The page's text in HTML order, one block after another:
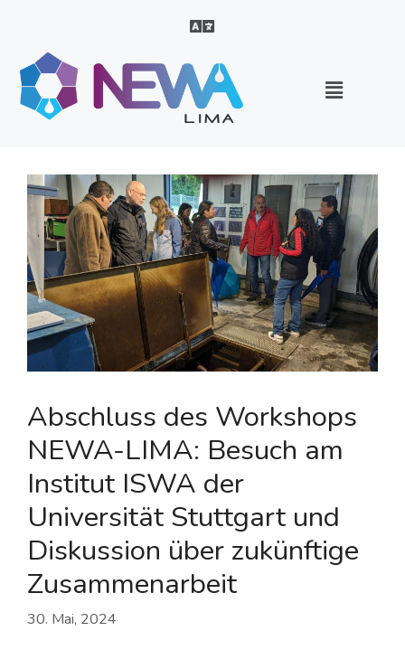
Abschluss des Workshops
NEWA-LIMA: Besuch am
Institut ISWA der
Universität Stuttgart und
Diskussion über zukünftige
Zusammenarbeit
30. Mai, 2024